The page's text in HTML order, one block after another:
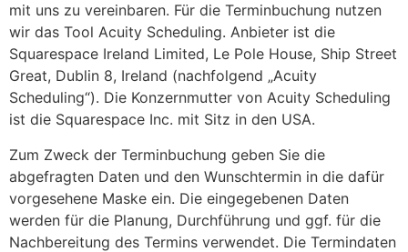
mit uns zu vereinbaren. Für die Terminbuchung nutzen
wir das Tool Acuity Scheduling. Anbieter ist die
Squarespace Ireland Limited, Le Pole House, Ship Street
Great, Dublin 8, Ireland (nachfolgend „Acuity
Scheduling“). Die Konzernmutter von Acuity Scheduling
ist die Squarespace Inc. mit Sitz in den USA.
Zum Zweck der Terminbuchung geben Sie die
abgefragten Daten und den Wunschtermin in die dafür
vorgesehene Maske ein. Die eingegebenen Daten
werden für die Planung, Durchführung und ggf. für die
Nachbereitung des Termins verwendet. Die Termindaten